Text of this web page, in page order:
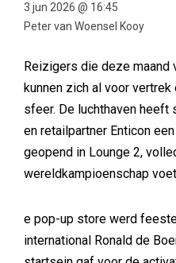
3 jun 2026 @ 16:45
Peter van Woensel Kooy
Reizigers die deze maand
kunnen zich al voor
sfeer. De luchthaven heeft
en retailpartner Enticon
geopend in Lounge 2,
wereldkampioenschap
e pop-up store werd
international Ronald de